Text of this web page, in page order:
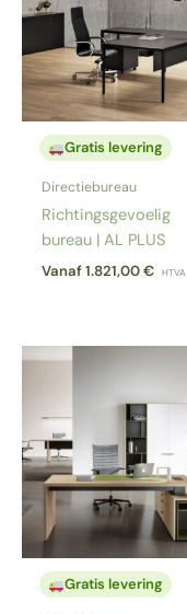
Gratis levering
Directiebureau
Richtingsgevoelig
bureau | AL PLUS
Vanaf1.821,00€ HTVA
Gratis levering